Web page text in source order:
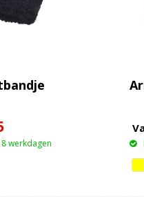
werkdagen